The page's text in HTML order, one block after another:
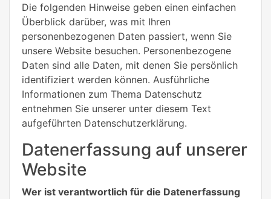
Die folgenden Hinweise geben einen einfachen
Überblick darüber, was mit Ihren
personenbezogenen Daten passiert, wenn Sie
unsere Website besuchen. Personenbezogene
Daten sind alle Daten, mit denen Sie persönlich
identifiziert werden können. Ausführliche
Informationen zum Thema Datenschutz
entnehmen Sie unserer unter diesem Text
aufgeführten Datenschutzerklärung.
Datenerfassung auf unserer
Website
Wer ist verantwortlich für die Datenerfassung